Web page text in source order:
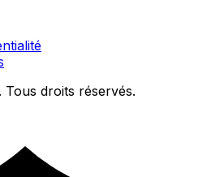
droits réservés.